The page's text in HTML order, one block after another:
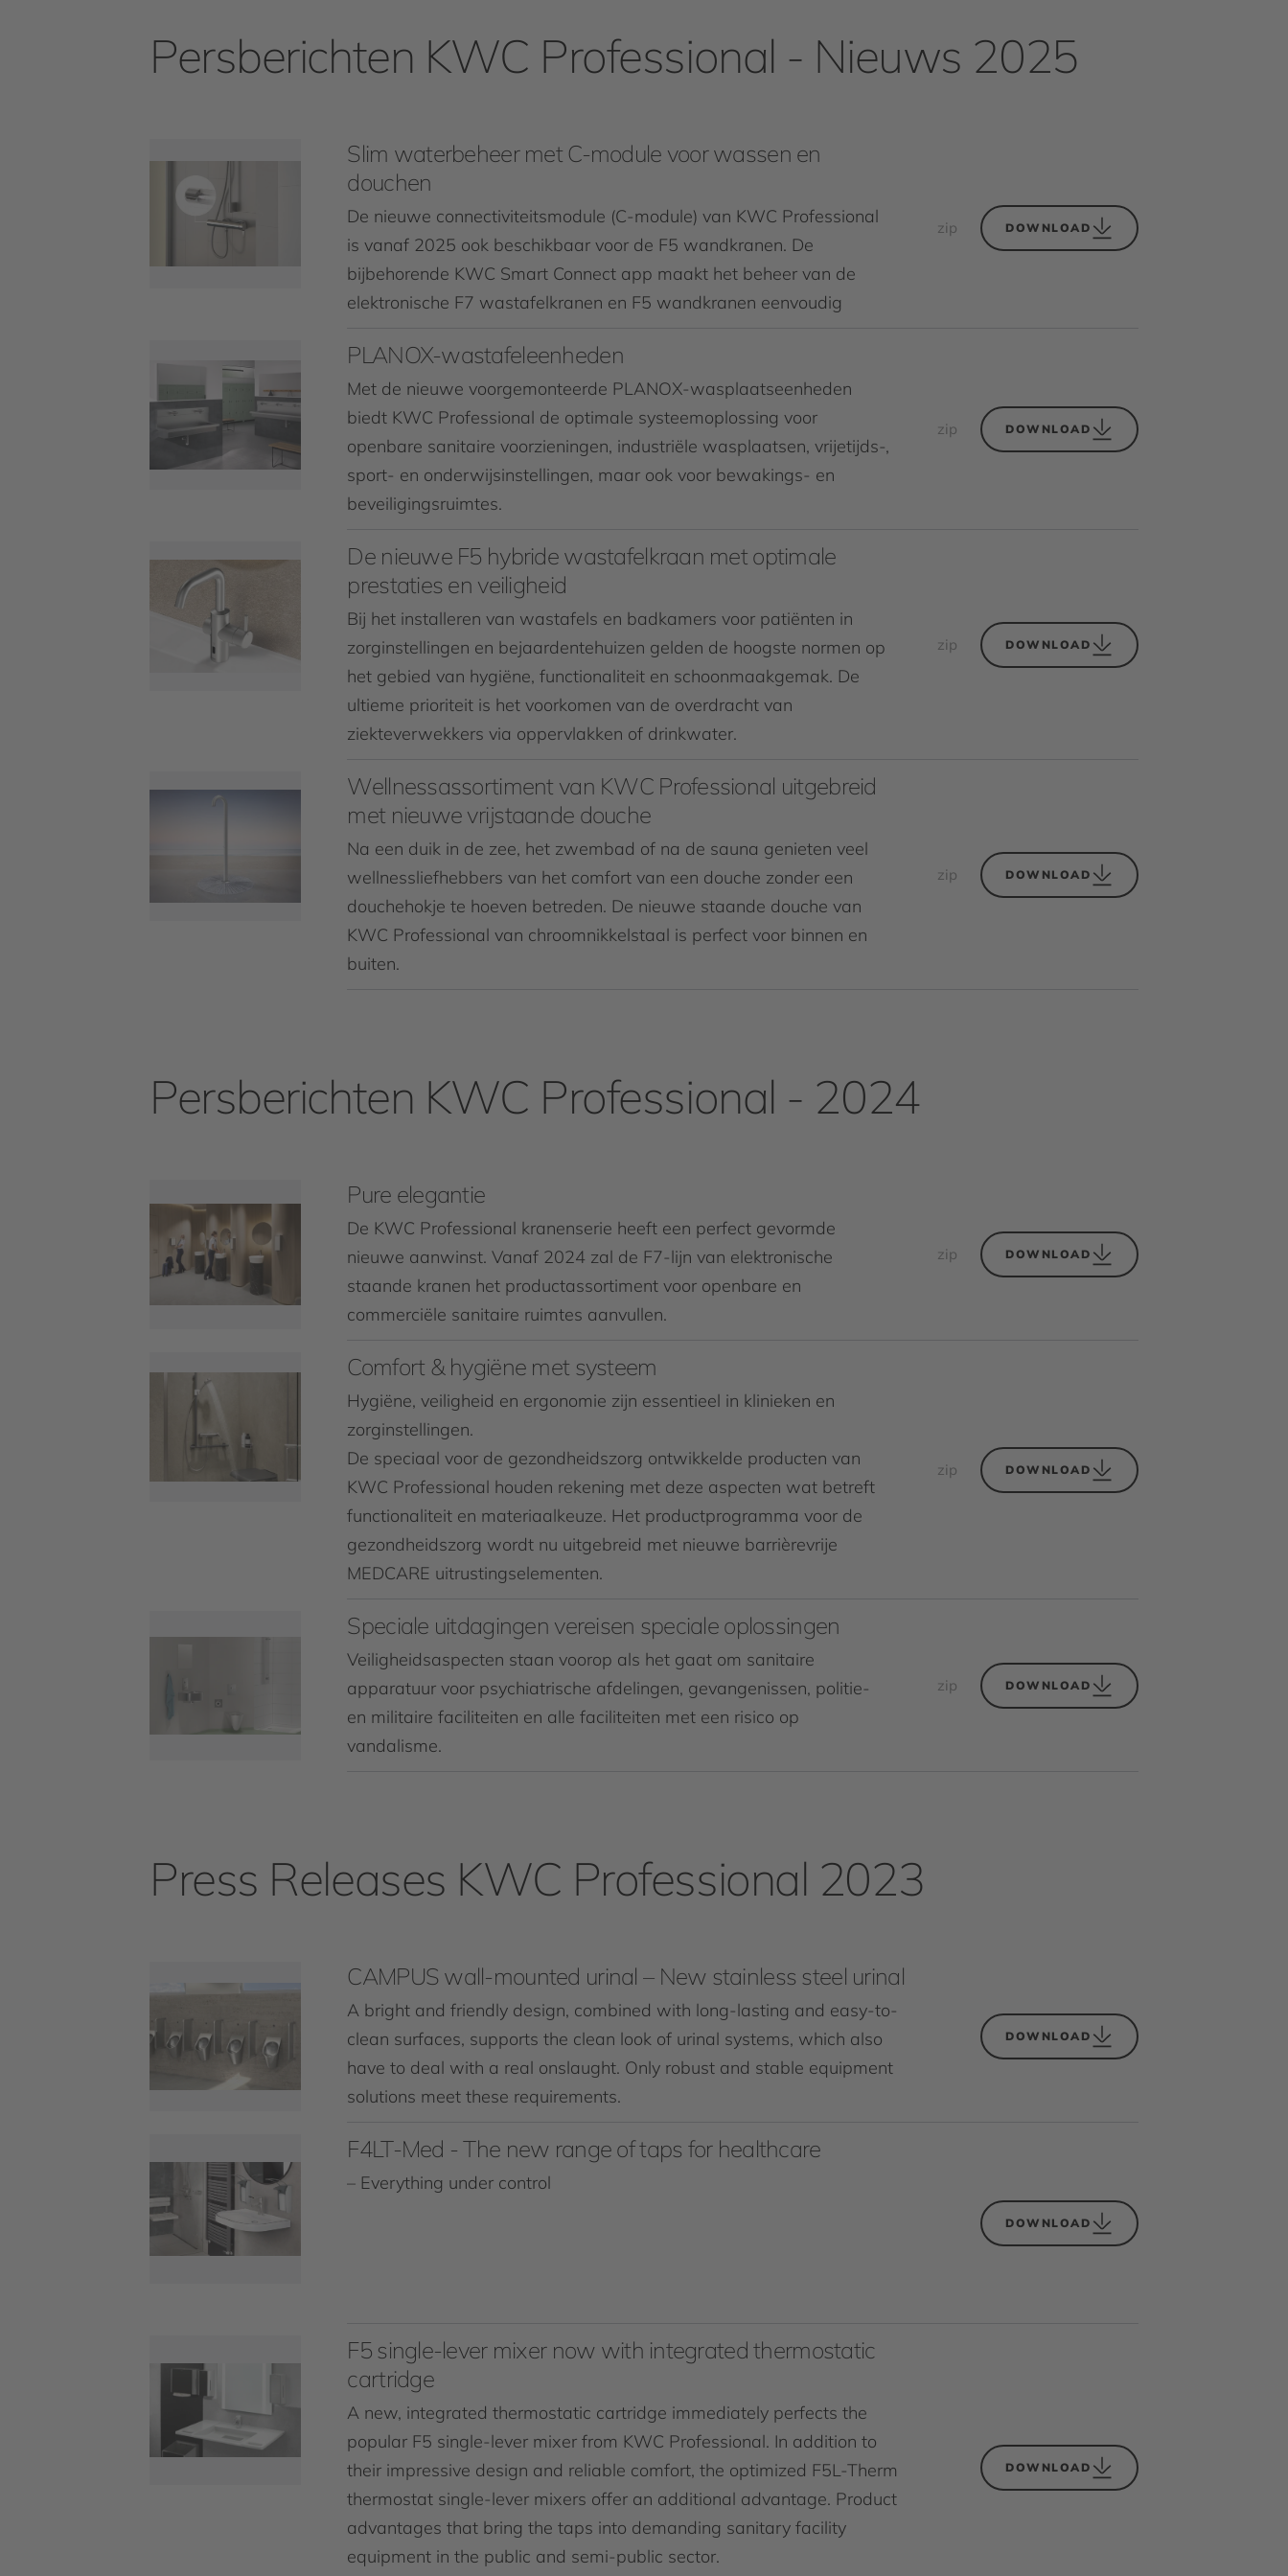
Persberichten KWC Professional - Nieuws 2025
Slim waterbeheer met C-module voor wassen en
douchen
De nieuwe connectiviteitsmodule (C-module) van KWC Professional
is vanaf 2025 ook beschikbaar voor de F5 wandkranen. De
bijbehorende KWC Smart Connect app maakt het beheer van de
elektronische F7 wastafelkranen en F5 wandkranen eenvoudig
zip DOWNLOAD
PLANOX-wastafeleenheden
Met de nieuwe voorgemonteerde PLANOX-wasplaatseenheden
biedt KWC Professional de optimale systeemoplossing voor
openbare sanitaire voorzieningen, industriële wasplaatsen, vrijetijds-,
sport- en onderwijsinstellingen, maar ook voor bewakings- en
beveiligingsruimtes.
zip DOWNLOAD
De nieuwe F5 hybride wastafelkraan met optimale
prestaties en veiligheid
Bij het installeren van wastafels en badkamers voor patiënten in
zorginstellingen en bejaardentehuizen gelden de hoogste normen op
het gebied van hygiëne, functionaliteit en schoonmaakgemak. De
ultieme prioriteit is het voorkomen van de overdracht van
ziekteverwekkers via oppervlakken of drinkwater.
zip DOWNLOAD
Wellnessassortiment van KWC Professional uitgebreid
met nieuwe vrijstaande douche
Na een duik in de zee, het zwembad of na de sauna genieten veel
wellnessliefhebbers van het comfort van een douche zonder een
douchehokje te hoeven betreden. De nieuwe staande douche van
KWC Professional van chroomnikkelstaal is perfect voor binnen en
buiten.
zip DOWNLOAD
Persberichten KWC Professional - 2024
Pure elegantie
De KWC Professional kranenserie heeft een perfect gevormde
nieuwe aanwinst. Vanaf 2024 zal de F7-lijn van elektronische
staande kranen het productassortiment voor openbare en
commerciële sanitaire ruimtes aanvullen.
zip DOWNLOAD
Comfort & hygiëne met systeem
Hygiëne, veiligheid en ergonomie zijn essentieel in klinieken en
zorginstellingen.
De speciaal voor de gezondheidszorg ontwikkelde producten van
KWC Professional houden rekening met deze aspecten wat betreft
functionaliteit en materiaalkeuze. Het productprogramma voor de
gezondheidszorg wordt nu uitgebreid met nieuwe barrièrevrije
MEDCARE uitrustingselementen.
zip DOWNLOAD
Speciale uitdagingen vereisen speciale oplossingen
Veiligheidsaspecten staan voorop als het gaat om sanitaire
apparatuur voor psychiatrische afdelingen, gevangenissen, politie-
en militaire faciliteiten en alle faciliteiten met een risico op
vandalisme.
zip DOWNLOAD
Press Releases KWC Professional 2023
CAMPUS wall-mounted urinal – New stainless steel urinal
A bright and friendly design, combined with long-lasting and easy-to-
clean surfaces, supports the clean look of urinal systems, which also
have to deal with a real onslaught. Only robust and stable equipment
solutions meet these requirements.
DOWNLOAD
F4LT-Med - The new range of taps for healthcare
– Everything under control
DOWNLOAD
F5 single-lever mixer now with integrated thermostatic
cartridge
A new, integrated thermostatic cartridge immediately perfects the
popular F5 single-lever mixer from KWC Professional. In addition to
their impressive design and reliable comfort, the optimized F5L-Therm
thermostat single-lever mixers offer an additional advantage. Product
advantages that bring the taps into demanding sanitary facility
equipment in the public and semi-public sector.
DOWNLOAD